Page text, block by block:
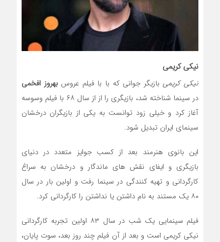
نیکی کریمی
نیکی کریمیبازیگر جوانی که با با فیلم عروسبهروز افخمی
در سینما شناخته شد، بازیگری را از از سال ۶۸ با فیلم وسوسه
آغاز کرد و خیلی زود توانست به یکی از بازیگران درخشان
سینمای ایران تبدیل شود.
این بانوی هنرمند بعد از کسب جوایز متعدد در دنیای
بازیگری و ایفای نقش های ماندگار و درخشان به سراغ
کارگردانی و تهیه کنندگی در سینما رفت و اولین بار در سال
۸۰ یک مستند به نام داشتن یا نداشتن را کارگردانی کرد.
فیلم سینمایی یک شب در سال ۸۳ اولین تجربه کارگردانی
نیکی کریمی است و بعد از آن فیلم چند روز بعد، سوت پایان،